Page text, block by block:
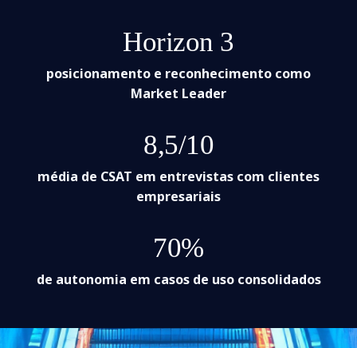
Horizon 3
posicionamento e reconhecimento como
Market Leader
8,5/10
média de CSAT em entrevistas com clientes
empresariais
70%
de autonomia em casos de uso consolidados